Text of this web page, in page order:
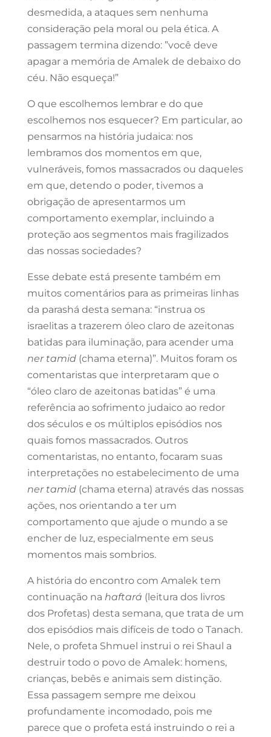
desmedida, a ataques sem nenhuma
consideração pela moral ou pela ética. A
passagem termina dizendo: ”você deve
apagar a memória de Amalek de debaixo do
céu. Não esqueça!”
O que escolhemos lembrar e do que
escolhemos nos esquecer? Em particular, ao
pensarmos na história judaica: nos
lembramos dos momentos em que,
vulneráveis, fomos massacrados ou daqueles
em que, detendo o poder, tivemos a
obrigação de apresentarmos um
comportamento exemplar, incluindo a
proteção aos segmentos mais fragilizados
das nossas sociedades?
Esse debate está presente também em
muitos comentários para as primeiras linhas
da parashá desta semana: “instrua os
israelitas a trazerem óleo claro de azeitonas
batidas para iluminação, para acender uma
ner tamid(chama eterna)”. Muitos foram os
comentaristas que interpretaram que o
“óleo claro de azeitonas batidas” é uma
referência ao sofrimento judaico ao redor
dos séculos e os múltiplos episódios nos
quais fomos massacrados. Outros
comentaristas, no entanto, focaram suas
interpretações no estabelecimento de uma
ner tamid(chama eterna) através das nossas
ações, nos orientando a ter um
comportamento que ajude o mundo a se
encher de luz, especialmente em seus
momentos mais sombrios.
A história do encontro com Amalek tem
continuação na haftará (leitura dos livros
dos Profetas) desta semana, que trata de um
dos episódios mais difíceis de todo o Tanach.
Nele, o profeta Shmuel instrui o rei Shaul a
destruir todo o povo de Amalek: homens,
crianças, bebês e animais sem distinção.
Essa passagem sempre me deixou
profundamente incomodado, pois me
parece que o profeta está instruindo o rei a